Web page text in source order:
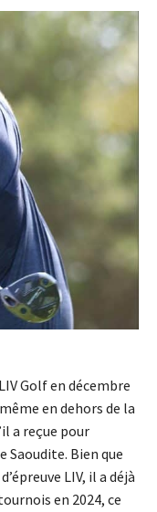
Golf en décembre
en dehors de la
a reçue pour
Saoudite. Bien que
LIV, il a déjà
en 2024, ce